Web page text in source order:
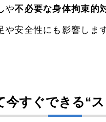
や不必要な身体拘束的
安全性にも影響します
今すぐできる“